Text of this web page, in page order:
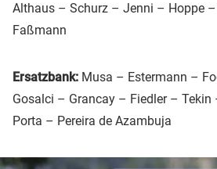
Althaus – Schurz – Jenni – Hoppe
Faßmann
Ersatzbank: Musa – Estermann –
Gosalci – Grancay – Fiedler – Tekin
Porta – Pereira de Azambuja